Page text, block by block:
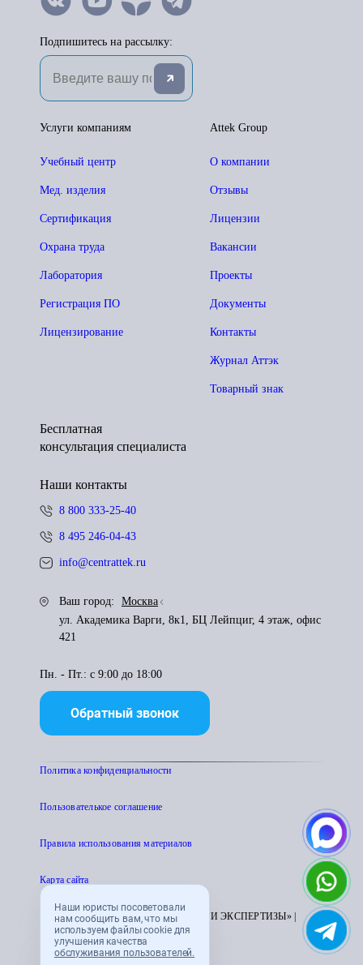
Наши юристы посоветовали
нам сообщить вам, что мы
используем файлы cookie для
улучшения качества
обслуживания пользователей.
Подпишитесь на рассылку:
Attek Group
О компании
Отзывы
Лицензии
Вакансии
Проекты
Документы
Контакты
Журнал Аттэк
Товарный знак
Услуги компаниям
Учебный центр
Мед. изделия
Сертификация
Охрана труда
Лаборатория
Регистрация ПО
Лицензирование
Бесплатная
консультация специалиста
Наши контакты
8 800 333-25-40
8 495 246-04-43
info@centrattek.ru
Ваш город:
Москва
ул. Академика Варги, 8к1, БЦ Лейпциг, 4 этаж, офис
421
Пн. - Пт.: с 9:00 до 18:00
Обратный звонок
Политика конфиденциальности
Пользователькое соглашение
Правила использования материалов
Карта сайта
© 1995 - 2026 «ЦЕНТР АТТЕСТАЦИИ И ЭКСПЕРТИЗЫ» |
CENTRATTEK.RU